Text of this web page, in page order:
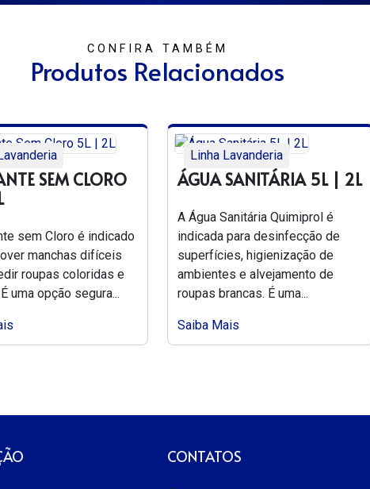
CONFIRA TAMBÉM
Produtos Relacionados
SEM CLORO
sem Cloro é indicado
manchas difíceis
roupas coloridas e
uma opção segura...
Linha Lavanderia
ÁGUA SANITÁRIA 5L | 2L
A Água Sanitária Quimiprol é
indicada para desinfecção de
superfícies, higienização de
ambientes e alvejamento de
roupas brancas. É uma...
Saiba Mais
CONTATOS